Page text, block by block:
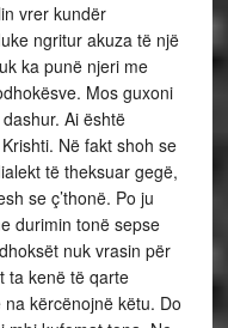
vrer kundër
ngritur akuza të një
ka punë njeri me
Mos guxoni
Ai është
Në fakt shoh se
të theksuar gegë,
se ç’thonë. Po ju
durimin tonë sepse
nuk vrasin për
ta kenë të qarte
kërcënojnë këtu. Do